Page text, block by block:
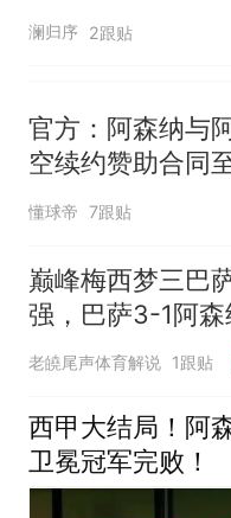
接强硬锁死
澜归序 2跟贴
官方：阿森纳与
空续约赞助合同
懂球帝 7跟贴
巅峰梅西梦三巴
强，巴萨3-1阿
西梅开二度，哈
老皢尾声体育解说 1跟贴
西甲大结局！阿
卫冕冠军完败！